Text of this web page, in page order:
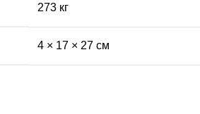
273 кг
4 × 17 × 27 см